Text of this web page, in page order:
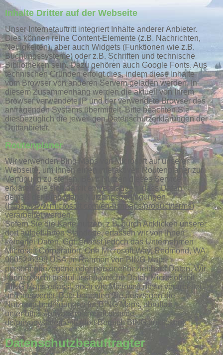
Inhalte Dritter auf der Webseite
Unser Internetauftritt integriert Inhalte anderer Anbieter.
Dies können reine Content-Elemente (z.B. Nachrichten,
Neuigkeiten), aber auch Widgets (Funktionen wie z.B.
Buchungssysteme) oder z.B. Schriften und technische
Bibliotheken sein. Dazu gehören auch Google Fonts. Aus
technischen Gründen erfolgt dies, indem diese Inhalte
vom Browser von anderen Servern geladen werden. In
diesem Zusammenhang werden die aktuell von Ihrem
Browser verwendete IP und der verwendete Browser des
anfragenden Systems übermittelt. Bitte beachten Sie
diesbezüglich die jeweiligen Datenschutzerklärungen der
Drittanbieter.
Routenplaner
Wir verwenden Bing Maps von Microsoft auf unserer
Webseite, um Ihnen einen interaktiven Routenplaner zur
Verfügung zu stellen. Beim Nutzen dieses Service
erklären Sie sich damit einverstanden, dass Daten
gemäß der Bing Maps Nutzungsbedingungen
(https://www.microsoft.com/en-us/maps/product/terms)
verarbeitet werden.
Sofern Sie die Karte nutzen, z.B. durch Anklicken unserer
dort aufgeführten Standorte, erfassen wir von Ihnen
keinerlei Daten. Ggf. erfasst jedoch das Unternehmen
Microsoft Corporation, One Microsoft Way, Redmond, WA
98052-6399 USA im Rahmen von BING Maps
personenbezogene oder personenbeziehbare Daten. Wir
können nicht beeinflussen welche Daten Microsoft mit
BING Maps erfasst, noch wie Microsoft diese verarbeitet
und auswertet. Bitte beachten Sie deswegen die
Nutzungsbedingungen für BING Maps, abrufbar
unterhttps://privacy.microsoft.com/de-
de/privacystatement/(dort Bereich BING anklicken).
Datenschutzbeauftragter